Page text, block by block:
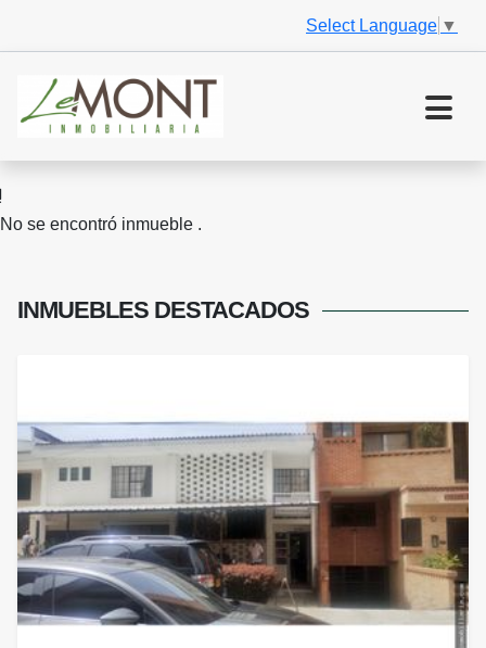
Select Language ▼
No se encontró inmueble .
INMUEBLES DESTACADOS